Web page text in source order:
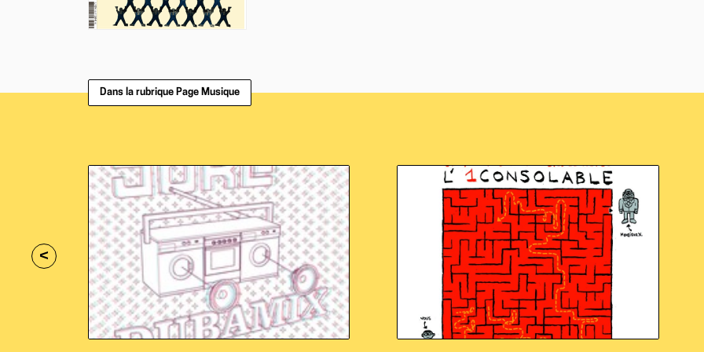
<
Dans la rubrique Page Musique